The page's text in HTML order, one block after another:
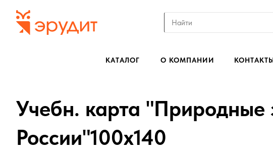
КАТАЛОГ О КОМПАНИИ
Учебн. карта "Природные
России"100х140